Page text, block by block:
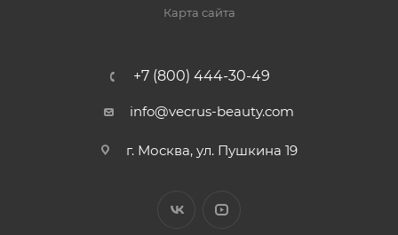
Карта сайта
+7 (800) 444-30-49
info@vecrus-beauty.com
г. Москва, ул. Пушкина 19